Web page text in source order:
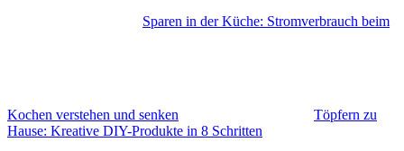
Sparen in der Küche: Stromverbrauch beim
Kochen verstehen und senken
Töpfern zu
Hause: Kreative DIY-Produkte in 8 Schritten